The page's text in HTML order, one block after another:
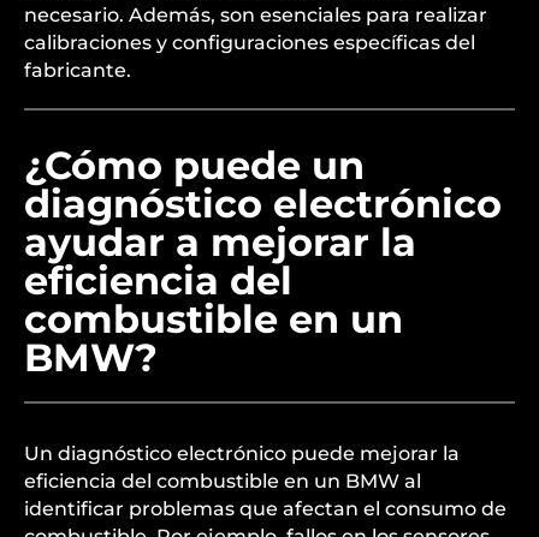
necesario. Además, son esenciales para realizar
calibraciones y configuraciones específicas del
fabricante.
¿Cómo puede un
diagnóstico electrónico
ayudar a mejorar la
eficiencia del
combustible en un
BMW?
Un diagnóstico electrónico puede mejorar la
eficiencia del combustible en un BMW al
identificar problemas que afectan el consumo de